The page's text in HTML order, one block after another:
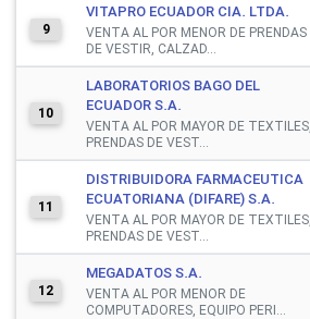
9
VITAPRO ECUADOR CIA. LTDA.
VENTA AL POR MENOR DE PRENDAS
DE VESTIR, CALZAD...
10
LABORATORIOS BAGO DEL
ECUADOR S.A.
VENTA AL POR MAYOR DE TEXTILES,
PRENDAS DE VEST...
11
DISTRIBUIDORA FARMACEUTICA
ECUATORIANA (DIFARE) S.A.
VENTA AL POR MAYOR DE TEXTILES,
PRENDAS DE VEST...
12
MEGADATOS S.A.
VENTA AL POR MENOR DE
COMPUTADORES, EQUIPO PERI...